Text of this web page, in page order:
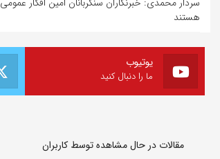
هستند
یوتیوب
ما را دنبال کنید
مقالات در حال مشاهده توسط کاربران